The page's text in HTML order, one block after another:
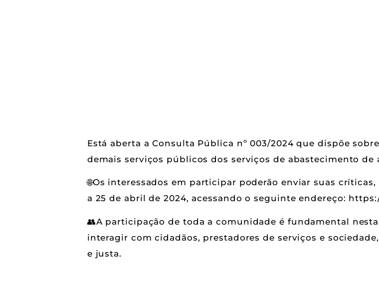
Está aberta a Consulta Pública nº 003/2024 que dispõe
demais serviços públicos dos serviços de abastecimento de
🌐Os interessados em participar poderão enviar suas
a 25 de abril de 2024, acessando o seguinte endereço:
👥A participação de toda a comunidade é fundamental
interagir com cidadãos, prestadores de serviços e
e justa.